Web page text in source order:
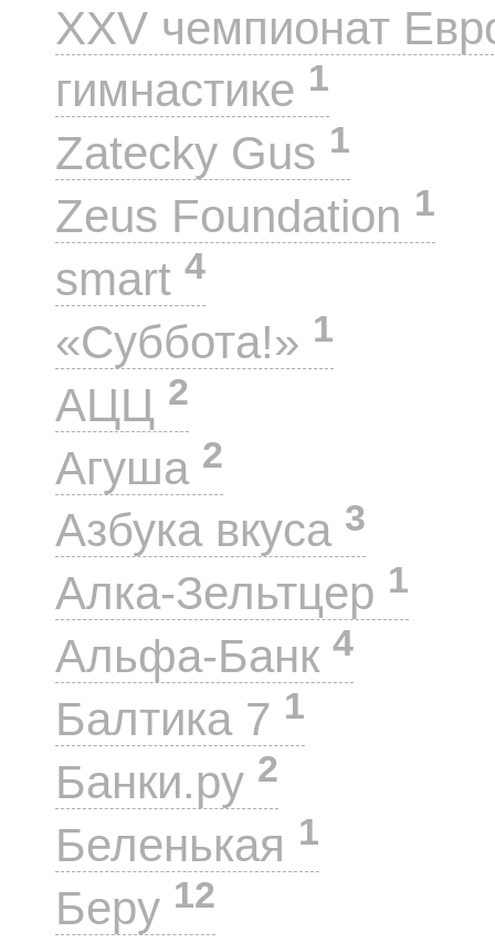
XXV чемпионат
гимнастике 1
Zatecky Gus 1
Zeus Foundation 1
smart 4
«Суббота!» 1
АЦЦ 2
Агуша 2
Азбука вкуса 3
Алка-Зельтцер 1
Альфа-Банк 4
Балтика 7 1
Банки.ру 2
Беленькая 1
Беру 12